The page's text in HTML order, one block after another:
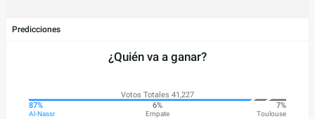
Predicciones
¿Quién va a ganar?
Votos Totales 41,227
87%
Al-Nassr
6%
Empate
7%
Toulouse